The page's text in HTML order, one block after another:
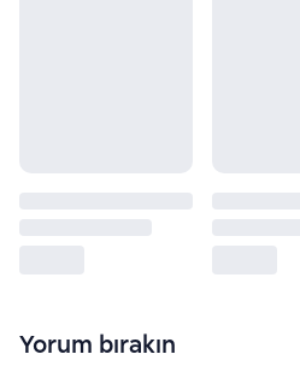
Yorum bırakın